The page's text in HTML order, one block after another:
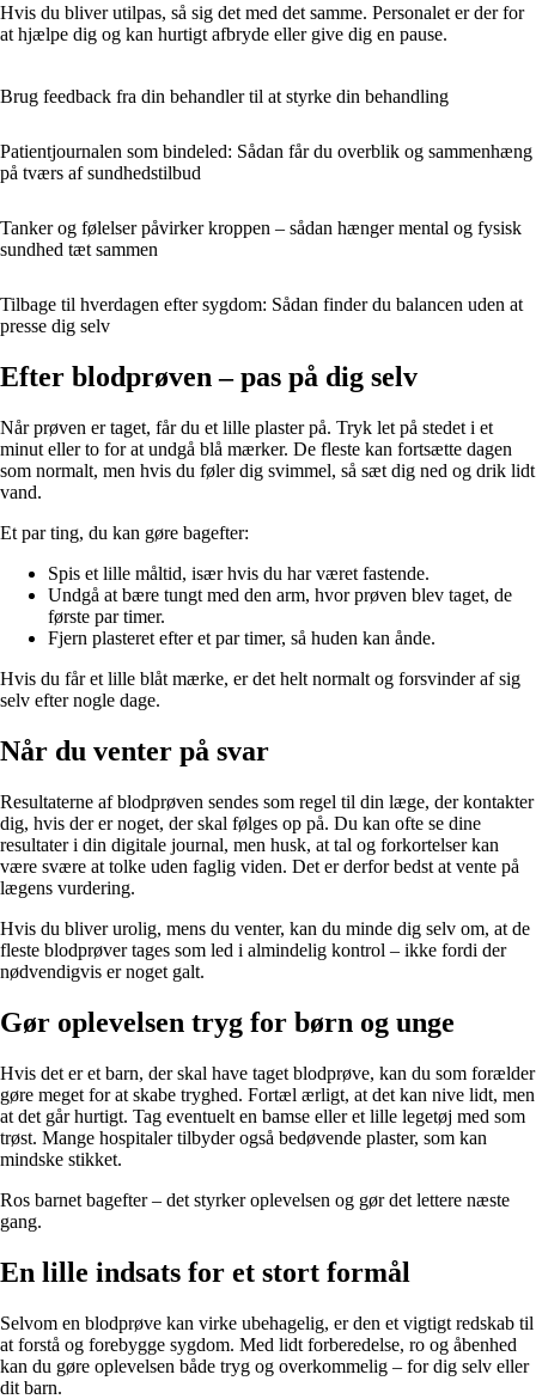
Hvis du bliver utilpas, så sig det med det samme. Personalet er der for
at hjælpe dig og kan hurtigt afbryde eller give dig en pause.
Brug feedback fra din behandler til at styrke din behandling
Patientjournalen som bindeled: Sådan får du overblik og sammenhæng
på tværs af sundhedstilbud
Tanker og følelser påvirker kroppen – sådan hænger mental og fysisk
sundhed tæt sammen
Tilbage til hverdagen efter sygdom: Sådan finder du balancen uden at
presse dig selv
Efter blodprøven – pas på dig selv
Når prøven er taget, får du et lille plaster på. Tryk let på stedet i et
minut eller to for at undgå blå mærker. De fleste kan fortsætte dagen
som normalt, men hvis du føler dig svimmel, så sæt dig ned og drik lidt
vand.
Et par ting, du kan gøre bagefter:
Spis et lille måltid, især hvis du har været fastende.
Undgå at bære tungt med den arm, hvor prøven blev taget, de
første par timer.
Fjern plasteret efter et par timer, så huden kan ånde.
Hvis du får et lille blåt mærke, er det helt normalt og forsvinder af sig
selv efter nogle dage.
Når du venter på svar
Resultaterne af blodprøven sendes som regel til din læge, der kontakter
dig, hvis der er noget, der skal følges op på. Du kan ofte se dine
resultater i din digitale journal, men husk, at tal og forkortelser kan
være svære at tolke uden faglig viden. Det er derfor bedst at vente på
lægens vurdering.
Hvis du bliver urolig, mens du venter, kan du minde dig selv om, at de
fleste blodprøver tages som led i almindelig kontrol – ikke fordi der
nødvendigvis er noget galt.
Gør oplevelsen tryg for børn og unge
Hvis det er et barn, der skal have taget blodprøve, kan du som forælder
gøre meget for at skabe tryghed. Fortæl ærligt, at det kan nive lidt, men
at det går hurtigt. Tag eventuelt en bamse eller et lille legetøj med som
trøst. Mange hospitaler tilbyder også bedøvende plaster, som kan
mindske stikket.
Ros barnet bagefter – det styrker oplevelsen og gør det lettere næste
gang.
En lille indsats for et stort formål
Selvom en blodprøve kan virke ubehagelig, er den et vigtigt redskab til
at forstå og forebygge sygdom. Med lidt forberedelse, ro og åbenhed
kan du gøre oplevelsen både tryg og overkommelig – for dig selv eller
dit barn.